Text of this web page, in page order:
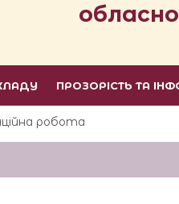
ПРОЗОРІСТЬ ТА
робота